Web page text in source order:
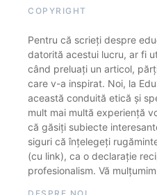
COPYRIGHT
Pentru că scrieți despre
datorită acestui lucru, ar fi
când preluați un articol,
care v-a inspirat. Noi, la
această conduită etică și
mult mai multă experiență
că găsiți subiecte
siguri că înțelegeți
(cu link), ca o declarație
profesionalism. Vă